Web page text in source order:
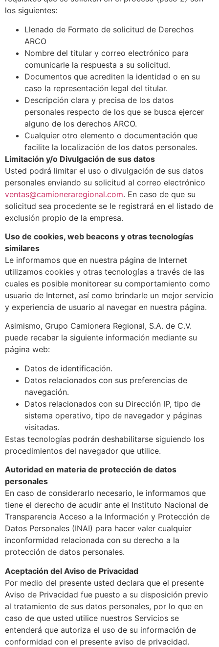
los siguientes:
Llenado de Formato de solicitud de Derechos
ARCO
Nombre del titular y correo electrónico para
comunicarle la respuesta a su solicitud.
Documentos que acrediten la identidad o en su
caso la representación legal del titular.
Descripción clara y precisa de los datos
personales respecto de los que se busca ejercer
alguno de los derechos ARCO.
Cualquier otro elemento o documentación que
facilite la localización de los datos personales.
Limitación y/o Divulgación de sus datos
Usted podrá limitar el uso o divulgación de sus datos
personales enviando su solicitud al correo electrónico
ventas@camioneraregional.com. En caso de que su
solicitud sea procedente se le registrará en el listado de
exclusión propio de la empresa.
Uso de cookies, web beacons y otras tecnologías
similares
Le informamos que en nuestra página de Internet
utilizamos cookies y otras tecnologías a través de las
cuales es posible monitorear su comportamiento como
usuario de Internet, así como brindarle un mejor servicio
y experiencia de usuario al navegar en nuestra página.
Asimismo, Grupo Camionera Regional, S.A. de C.V.
puede recabar la siguiente información mediante su
página web:
Datos de identificación.
Datos relacionados con sus preferencias de
navegación.
Datos relacionados con su Dirección IP, tipo de
sistema operativo, tipo de navegador y páginas
visitadas.
Estas tecnologías podrán deshabilitarse siguiendo los
procedimientos del navegador que utilice.
Autoridad en materia de protección de datos
personales
En caso de considerarlo necesario, le informamos que
tiene el derecho de acudir ante el Instituto Nacional de
Transparencia Acceso a la Información y Protección de
Datos Personales (INAI) para hacer valer cualquier
inconformidad relacionada con su derecho a la
protección de datos personales.
Aceptación del Aviso de Privacidad
Por medio del presente usted declara que el presente
Aviso de Privacidad fue puesto a su disposición previo
al tratamiento de sus datos personales, por lo que en
caso de que usted utilice nuestros Servicios se
entenderá que autoriza el uso de su información de
conformidad con el presente aviso de privacidad.